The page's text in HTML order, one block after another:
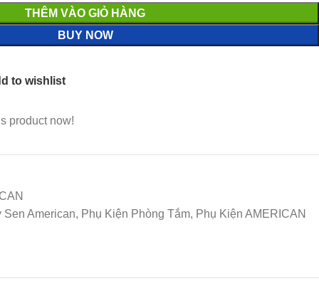
THÊM VÀO GIỎ HÀNG
BUY NOW
to wishlist
product now!
American, Phụ Kiện Phòng Tắm, Phụ Kiện AMERICAN